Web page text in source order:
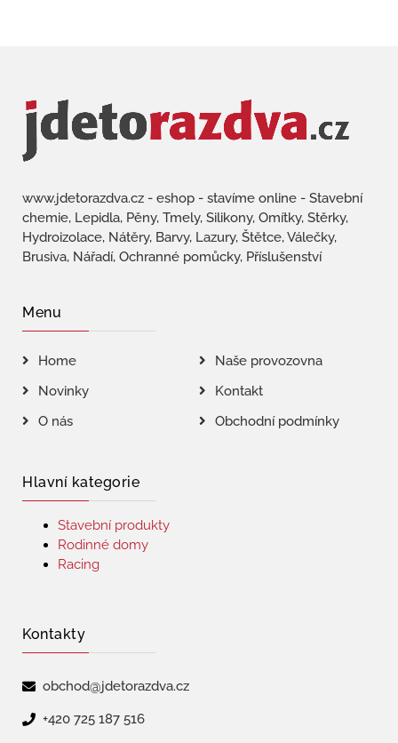
www.jdetorazdva.cz - eshop - stavíme online - Stavební
chemie, Lepidla, Pěny, Tmely, Silikony, Omítky, Stěrky,
Hydroizolace, Nátěry, Barvy, Lazury, Štětce, Válečky,
Brusiva, Nářadí, Ochranné pomůcky, Příslušenství
Menu
Home
Naše provozovna
Novinky
Kontakt
O nás
Obchodní podmínky
Hlavní kategorie
Stavební produkty
Rodinné domy
Racing
Kontakty
obchod@jdetorazdva.cz
+420 725 187 516